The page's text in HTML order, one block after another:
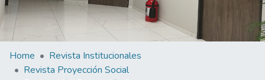
Home
Revista Institucionales
Revista Proyección Social